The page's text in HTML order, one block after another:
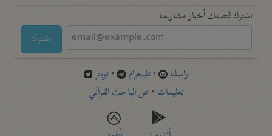
اشترك لتصلك أخبار مشاريعنا
اشترك
راسلنا •تليجرام •تويتر
تعليمات •عن الباحث القرآني